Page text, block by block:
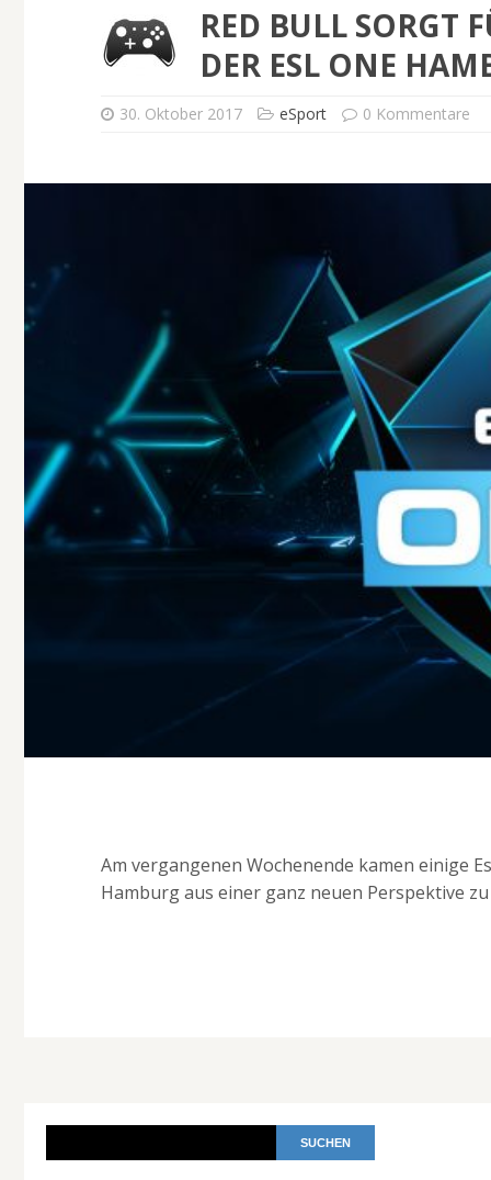
RED BULL SORGT
DER ESL ONE
30. Oktober 2017 eSport 0 Kommentare
Am vergangenen Wochenende kamen einige
Hamburg aus einer ganz neuen Perspektive